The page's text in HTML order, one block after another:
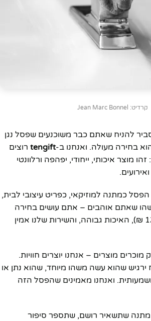
קרדיט: Jean Marc Bonnel
להניח שאתם כבר משוכנעים שפסל נגן
בחירה מעולה. ואנחנו ב-tengift רוצים
מוצר איכותי, ייחודי, יפהפה ורלוונטי
כמתנה למוזיקאי, כפריט עיצובי לבית,
שאתם אוהבים – אתם עושים בחירה
נכונה. המחיר הוגן (128 ₪), האיכות גבוהה, והשירות שלנו אמין
מוכרים מוצרים – אנחנו יוצרים חוויות.
ירגיש שהוא עשה משהו מיוחד, שהוא נתן או
ואנחנו מאמינים שהפסל הזה
שתשאיר רושם, שתספר סיפור